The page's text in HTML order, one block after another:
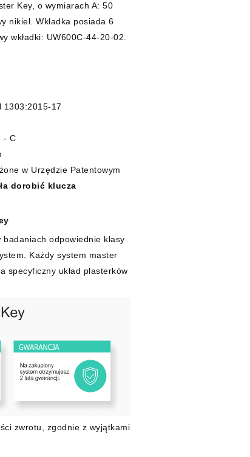
Key, o wymiarach A: 50
nikiel. Wkładka posiada 6
wkładki: UW600C-44-20-02.
1303:2015-17
- C
w Urzędzie Patentowym
dorobić klucza
badaniach odpowiednie klasy
Każdy system master
specyficzny układ plasterków
zwrotu, zgodnie z wyjątkami